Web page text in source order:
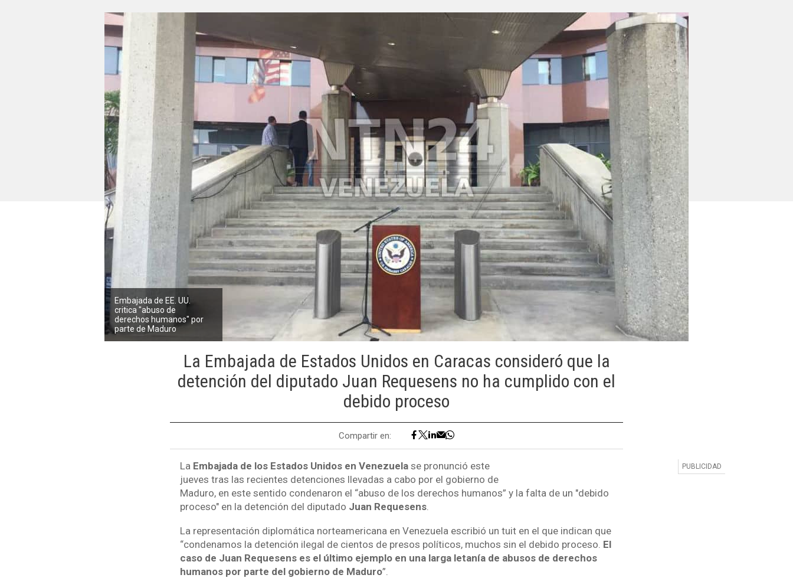
Embajada de EE. UU.
critica "abuso de
derechos humanos" por
parte de Maduro
La Embajada de Estados Unidos en Caracas consideró que la
detención del diputado Juan Requesens no ha cumplido con el
debido proceso
Compartir en:
La Embajada de los Estados Unidos en Venezuelase pronunció este
jueves tras las recientes detenciones llevadas a cabo por el gobierno de
Maduro, en este sentido condenaron el “abuso de los derechos humanos” y la falta de un "debido
proceso" en la detención del diputado Juan Requesens.
La representación diplomática norteamericana en Venezuela escribió un tuit en el que indican que
“condenamos la detención ilegal de cientos de presos políticos, muchos sin el debido proceso. El
caso de Juan Requesens es el último ejemplo en una larga letanía de abusos de derechos
humanos por parte del gobierno de Maduro”.